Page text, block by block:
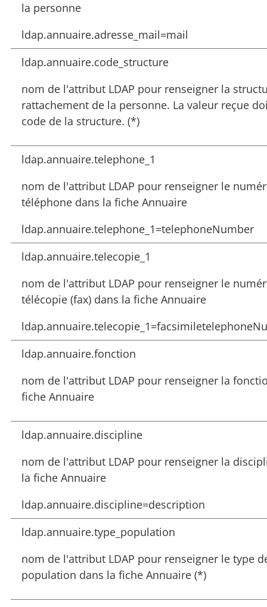
la personne
ldap.annuaire.adresse_mail=mail
ldap.annuaire.code_structure
nom de l'attribut LDAP pour renseigner la
rattachement de la personne. La valeur reçue
code de la structure. (*)
ldap.annuaire.telephone_1
nom de l'attribut LDAP pour renseigner le
téléphone dans la fiche Annuaire
ldap.annuaire.telephone_1=telephoneNumber
ldap.annuaire.telecopie_1
nom de l'attribut LDAP pour renseigner le
télécopie (fax) dans la fiche Annuaire
ldap.annuaire.fonction
nom de l'attribut LDAP pour renseigner la
fiche Annuaire
ldap.annuaire.discipline
nom de l'attribut LDAP pour renseigner la
la fiche Annuaire
ldap.annuaire.discipline=description
ldap.annuaire.type_population
nom de l'attribut LDAP pour renseigner le type
population dans la fiche Annuaire (*)